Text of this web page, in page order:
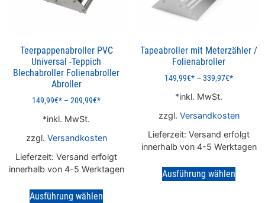
Teerpappenabroller PVC
Universal -Teppich
Blechabroller Folienabroller
Abroller
149,99€ – 209,99€
inkl. MwSt.
zzgl. Versandkosten
Lieferzeit: Versand erfolgt
innerhalb von 4-5 Werktagen
Ausführung wählen
Tapeabroller mit Meterzähler /
Folienabroller
149,99€ – 339,97€
inkl. MwSt.
zzgl. Versandkosten
Lieferzeit: Versand erfolgt
innerhalb von 4-5 Werktagen
Ausführung wählen